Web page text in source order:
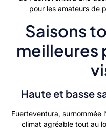
pour les amateurs de
Saisons
meilleures
Haute et basse
Fuerteventura, surnommée
climat agréable tout au